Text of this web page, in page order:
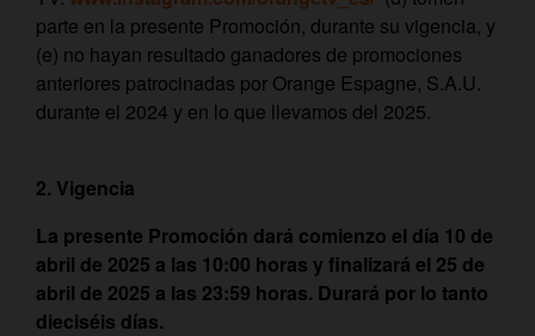
parte en la presente Promoción, durante su vigencia, y
(e) no hayan resultado ganadores de promociones
anteriores patrocinadas por Orange Espagne, S.A.U.
durante el 2024 y en lo que llevamos del 2025.
2. Vigencia
La presente Promoción dará comienzo el día 10 de
abril de 2025 a las 10:00 horas y finalizará el 25 de
abril de 2025 a las 23:59 horas. Durará por lo tanto
dieciséis días.